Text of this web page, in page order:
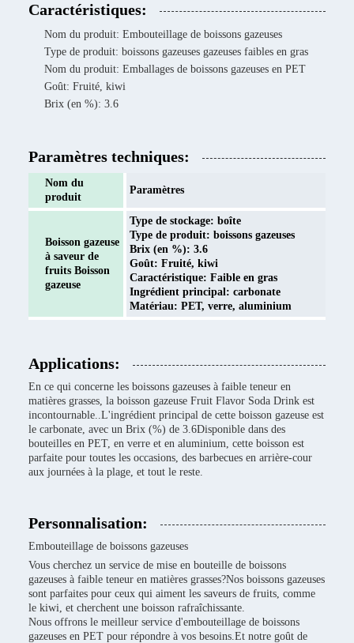
Caractéristiques:
Nom du produit: Embouteillage de boissons gazeuses
Type de produit: boissons gazeuses gazeuses faibles en gras
Nom du produit: Emballages de boissons gazeuses en PET
Goût: Fruité, kiwi
Brix (en %): 3.6
Paramètres techniques:
Nom du
produit
Paramètres
Boisson gazeuse
à saveur de
fruits Boisson
gazeuse
Type de stockage: boîte
Type de produit: boissons gazeuses
Brix (en %): 3.6
Goût: Fruité, kiwi
Caractéristique: Faible en gras
Ingrédient principal: carbonate
Matériau: PET, verre, aluminium
Applications:
En ce qui concerne les boissons gazeuses à faible teneur en
matières grasses, la boisson gazeuse Fruit Flavor Soda Drink est
incontournable..L'ingrédient principal de cette boisson gazeuse est
le carbonate, avec un Brix (%) de 3.6Disponible dans des
bouteilles en PET, en verre et en aluminium, cette boisson est
parfaite pour toutes les occasions, des barbecues en arrière-cour
aux journées à la plage, et tout le reste.
Personnalisation:
Embouteillage de boissons gazeuses
Vous cherchez un service de mise en bouteille de boissons
gazeuses à faible teneur en matières grasses?Nos boissons gazeuses
sont parfaites pour ceux qui aiment les saveurs de fruits, comme
le kiwi, et cherchent une boisson rafraîchissante.
Nous offrons le meilleur service d'embouteillage de boissons
gazeuses en PET pour répondre à vos besoins.Et notre goût de